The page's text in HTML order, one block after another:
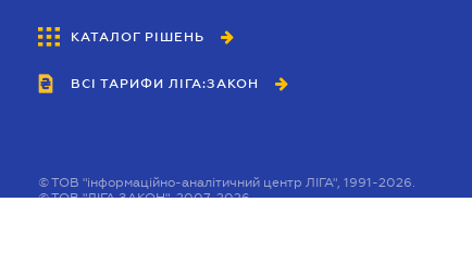
БУХГАЛТЕР&ЗАКОН
ВІСНИК МСФЗ
КАТАЛОГ РІШЕНЬ
ВСІ ТАРИФИ ЛІГА:ЗАКОН
©ТОВ "інформаційно-аналітичний центр ЛІГА", 1991-2026.
©ТОВ "ЛІГА ЗАКОН", 2007-2026.